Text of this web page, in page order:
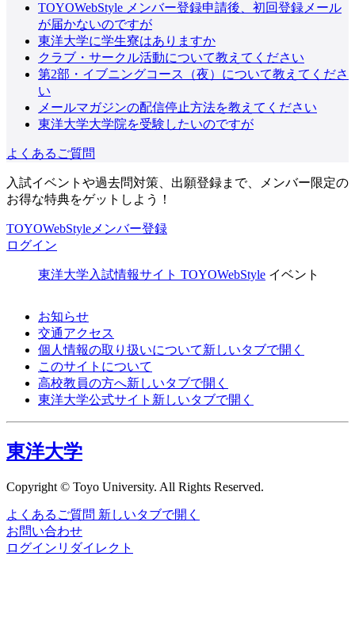
TOYOWebStyle メンバー登録申請後、初回登録メール
が届かないのですが
東洋大学に学生寮はありますか
クラブ・サークル活動について教えてください
第2部・イブニングコース（夜）について教えてくださ
い
メールマガジンの配信停止方法を教えてください
東洋大学大学院を受験したいのですが
よくあるご質問
入試イベントや過去問対策、出願登録まで、メンバー限定の
お得な特典をゲットしよう！
TOYOWebStyleメンバー登録
ログイン
東洋大学入試情報サイト TOYOWebStyle イベント
お知らせ
交通アクセス
個人情報の取り扱いについて新しいタブで開く
このサイトについて
高校教員の方へ新しいタブで開く
東洋大学公式サイト 新しいタブで開く
東洋大学
Copyright © Toyo University. All Rights Reserved.
よくあるご質問 新しいタブで開く
お問い合わせ
ログインリダイレクト